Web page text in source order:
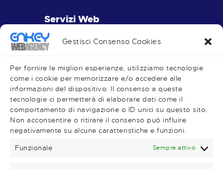
Gestisci Consenso Cookies
Per fornire le migliori esperienze, utilizziamo tecnologie
come i cookie per memorizzare e/o accedere alle
informazioni del dispositivo. Il consenso a queste
tecnologie ci permetterà di elaborare dati come il
comportamento di navigazione o ID unici su questo sito.
Non acconsentire o ritirare il consenso può influire
negativamente su alcune caratteristiche e funzioni.
Funzionale
Sempre attivo
Servizi Web
Realizzazione Siti Web
Social Media
Very Important Links
Shop
Magazine